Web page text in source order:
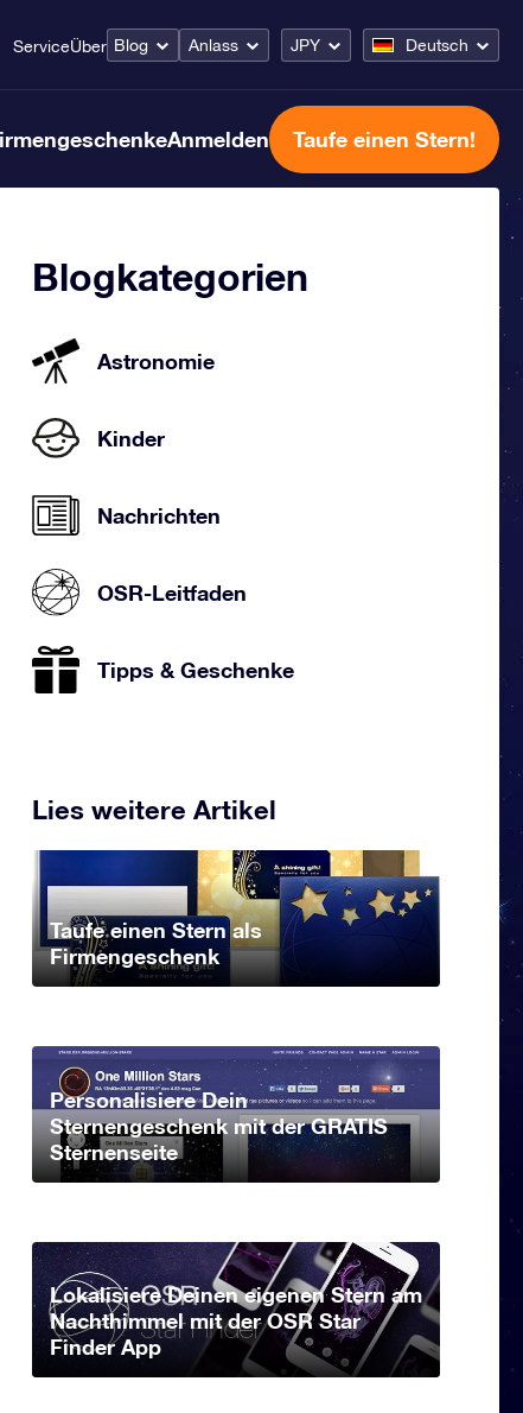
ServiceÜber Blog Anlass JPY Deutsch
Anmelden Taufe einen Stern!
Blogkategorien
Astronomie
Kinder
Nachrichten
OSR-Leitfaden
Tipps & Geschenke
Lies weitere Artikel
Taufe einen Stern als
Firmengeschenk
Personalisiere Dein
Sternengeschenk mit der GRATIS
Sternenseite
Lokalisiere Deinen eigenen Stern am
Nachthimmel mit der OSR Star
Finder App